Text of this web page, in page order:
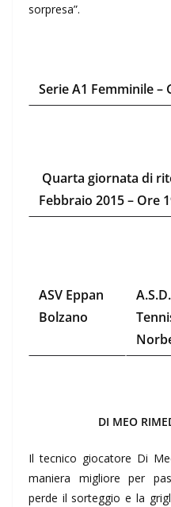
sorpresa”.
Serie A1 Femminile –
Quarta giornata di
Febbraio 2015 – Ore
ASV Eppan
Bolzano
A.S.D.
DI MEO
Il tecnico giocatore Di
maniera migliore per
perde il sorteggio e la